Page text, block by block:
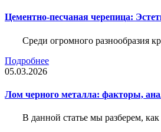
Цементно-песчаная черепица:
Среди огромного разнообразия
Подробнее
05.03.2026
Лом черного металла: факторы,
В данной статье мы разберем,